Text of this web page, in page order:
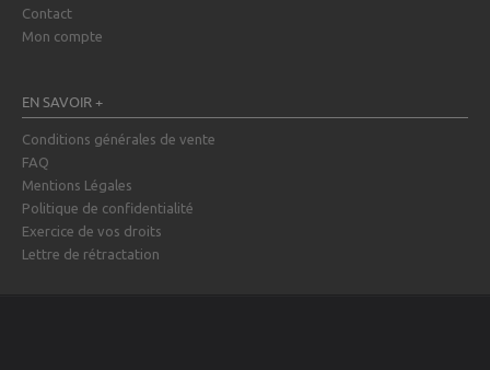
Contact
Mon compte
EN SAVOIR +
Conditions générales de vente
FAQ
Mentions Légales
Politique de confidentialité
Exercice de vos droits
Lettre de rétractation